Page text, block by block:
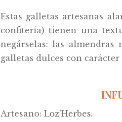
Estas galletas artesanas
confitería) tienen una
negárselas: las
galletas dulces con
Artesano: Loz'Herbes.